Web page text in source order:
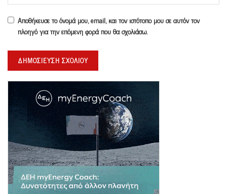
Αποθήκευσε το όνομά μου, email, και τον ιστότοπο μου σε αυτόν τον
πλοηγό για την επόμενη φορά που θα σχολιάσω.